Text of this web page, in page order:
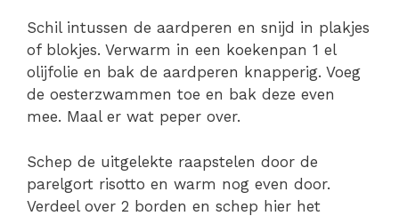
Schil intussen de aardperen en snijd in plakjes
of blokjes. Verwarm in een koekenpan 1 el
olijfolie en bak de aardperen knapperig. Voeg
de oesterzwammen toe en bak deze even
mee. Maal er wat peper over.
Schep de uitgelekte raapstelen door de
parelgort risotto en warm nog even door.
Verdeel over 2 borden en schep hier het